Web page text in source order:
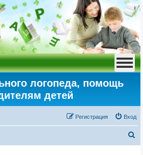
логопеда, помощь
детей
Вход
Регистрация
о